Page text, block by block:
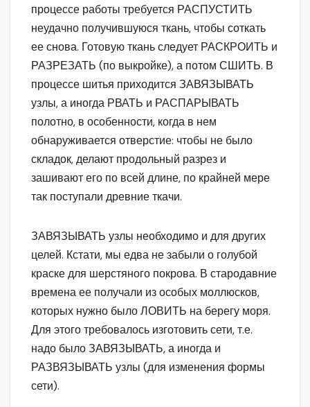
процессе работы требуется РАСПУСТИТЬ
неудачно получившуюся ткань, чтобы соткать
ее снова. Готовую ткань следует РАСКРОИТЬ и
РАЗРЕЗАТЬ (по выкройке), а потом СШИТЬ. В
процессе шитья приходится ЗАВЯЗЫВАТЬ
узлы, а иногда РВАТЬ и РАСПАРЫВАТЬ
полотно, в особенности, когда в нем
обнаруживается отверстие: чтобы не было
складок, делают продольный разрез и
зашивают его по всей длине, по крайней мере
так поступали древние ткачи.
ЗАВЯЗЫВАТЬ узлы необходимо и для других
целей. Кстати, мы едва не забыли о голубой
краске для шерстяного покрова. В стародавние
времена ее получали из особых моллюсков,
которых нужно было ЛОВИТЬ на берегу моря.
Для этого требовалось изготовить сети, т.е.
надо было ЗАВЯЗЫВАТЬ, а иногда и
РАЗВЯЗЫВАТЬ узлы (для изменения формы
сети).